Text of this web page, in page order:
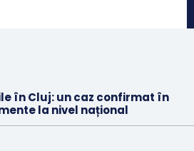
în Cluj: un caz confirmat în
la nivel național